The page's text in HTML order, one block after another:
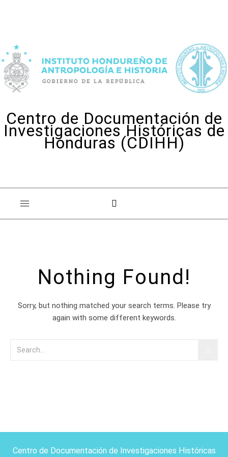
Centro de Documentación de
Investigaciones Históricas de
Honduras (CDIHH)
Nothing Found!
Sorry, but nothing matched your search terms. Please try
again with some different keywords.
Centro de Documentación de Investigaciones Históricas